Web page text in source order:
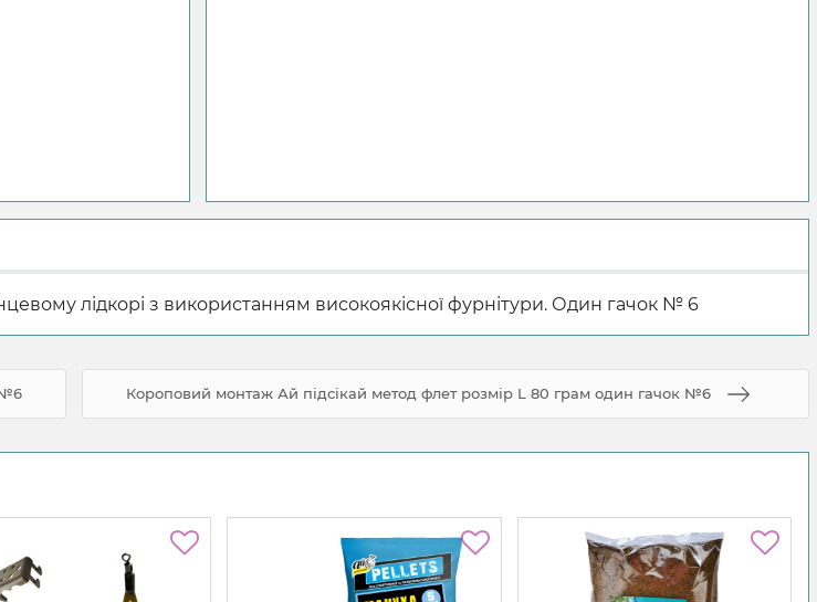
лідкорі з використанням високоякісної фурнітури. Один гачок № 6
№6 Короповий монтаж Ай підсікай метод флет розмір L 80 грам один гачок №6